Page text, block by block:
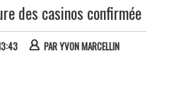
des casinos confirmée
PARYVON MARCELLIN